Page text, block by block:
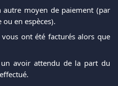
autre moyen de paiement (par
en espèces).
vous ont été facturés alors que
avoir attendu de la part du